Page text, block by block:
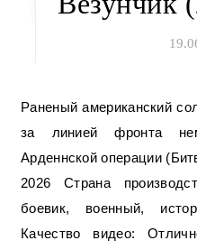
Раненый американский солдат оказывается в ловушке
за линией фронта
Арденнской операции
2026 Страна
боевик, военный,
Качество видео: